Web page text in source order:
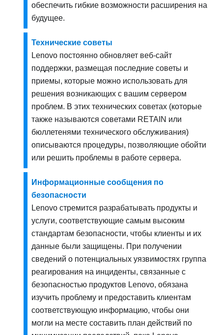
обеспечить гибкие возможности расширения на
будущее.
Технические советы
Lenovo постоянно обновляет веб-сайт
поддержки, размещая последние советы и
приемы, которые можно использовать для
решения возникающих с вашим сервером
проблем. В этих технических советах (которые
также называются советами RETAIN или
бюллетенями технического обслуживания)
описываются процедуры, позволяющие обойти
или решить проблемы в работе сервера.
Информационные сообщения по
безопасности
Lenovo стремится разрабатывать продукты и
услуги, соответствующие самым высоким
стандартам безопасности, чтобы клиенты и их
данные были защищены. При получении
сведений о потенциальных уязвимостях группа
реагирования на инциденты, связанные с
безопасностью продуктов Lenovo, обязана
изучить проблему и предоставить клиентам
соответствующую информацию, чтобы они
могли на месте составить план действий по